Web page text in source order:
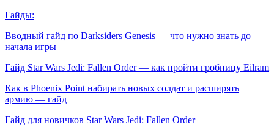
Гайды:
Вводный гайд по Darksiders Genesis — что нужно знать до
начала игры
Гайд Star Wars Jedi: Fallen Order — как пройти гробницу Eilram
Как в Phoenix Point набирать новых солдат и расширять
армию — гайд
Гайд для новичков Star Wars Jedi: Fallen Order